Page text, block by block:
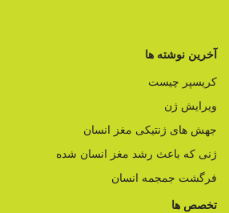
آخرین نوشته ها
کریسپر چیست
ویرایش ژن
جهش های ژنتیکی مغز انسان
ژنی که باعث رشد مغز انسان شده
فرگشت جمجمه انسان
تخصص ها